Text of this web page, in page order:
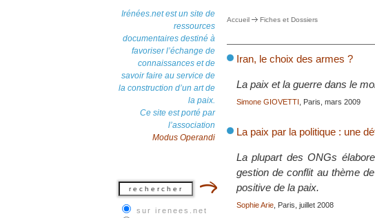
Irénées.net est un site de
ressources
documentaires destiné à
favoriser l’échange de
connaissances et de
savoir faire au service de
la construction d’un art de
la paix.
Ce site est porté par
l’association
Modus Operandi
sur irenees.net
Accueil Fiches et Dossiers
Iran, le choix des armes ?
La paix et la guerre dans le
Simone GIOVETTI , Paris, mars 2009
La paix par la politique : une
La plupart des ONGs
gestion de conflit au thème
positive de la paix.
Sophie Arie , Paris, juillet 2008